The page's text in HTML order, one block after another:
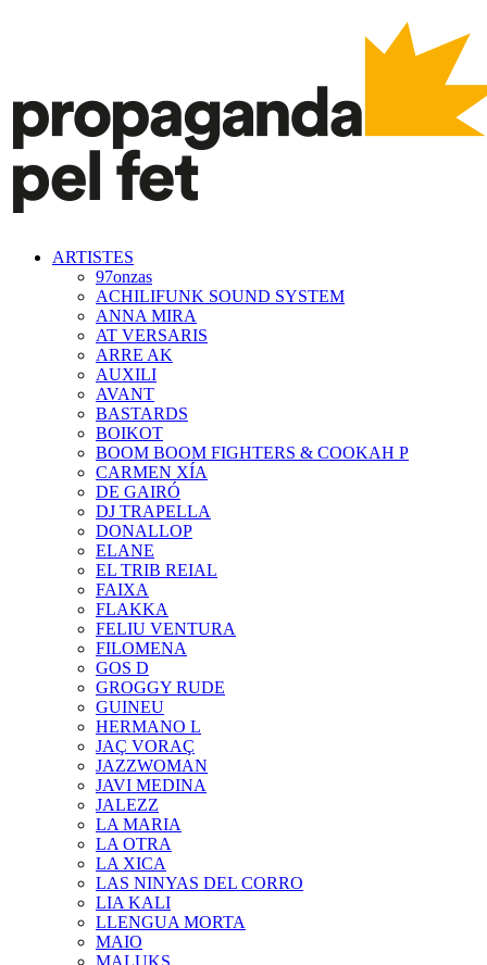
ARTISTES
97onzas
ACHILIFUNK SOUND SYSTEM
ANNA MIRA
AT VERSARIS
ARRE AK
AUXILI
AVANT
BASTARDS
BOIKOT
BOOM BOOM FIGHTERS & COOKAH P
CARMEN XÍA
DE GAIRÓ
DJ TRAPELLA
DONALLOP
ELANE
EL TRIB REIAL
FAIXA
FLAKKA
FELIU VENTURA
FILOMENA
GOS D
GROGGY RUDE
GUINEU
HERMANO L
JAÇ VORAÇ
JAZZWOMAN
JAVI MEDINA
JALEZZ
LA MARIA
LA OTRA
LA XICA
LAS NINYAS DEL CORRO
LIA KALI
LLENGUA MORTA
MAIO
MALUKS